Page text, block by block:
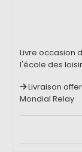
Livre occasion
l'école des
Livraison
Mondial Relay